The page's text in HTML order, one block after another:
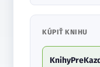
KÚPIŤ KNIHU